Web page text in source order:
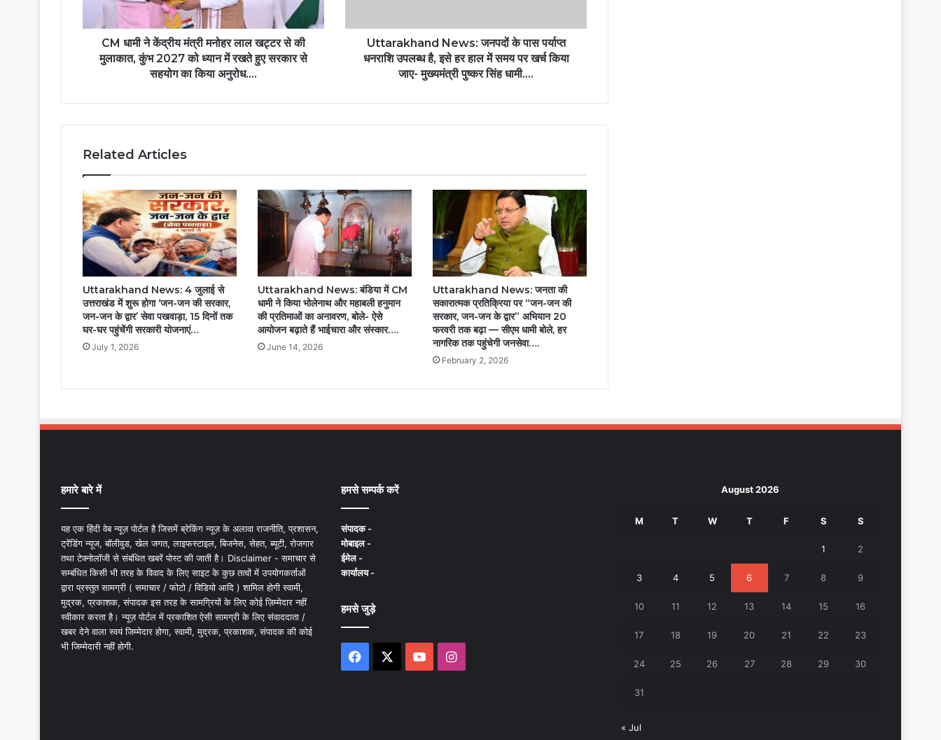
CM धामी ने केंद्रीय मंत्री मनोहर लाल खट्टर से की
मुलाकात, कुंभ 2027 को ध्यान में रखते हुए सरकार से
सहयोग का किया अनुरोध....
Uttarakhand News: जनपदों के पास पर्याप्त
धनराशि उपलब्ध है, इसे हर हाल में समय पर खर्च किया
जाए- मुख्यमंत्री पुष्कर सिंह धामी....
Related Articles
Uttarakhand News: 4 जुलाई से
उत्तराखंड में शुरू होगा ‘जन-जन की सरकार,
जन-जन के द्वार’ सेवा पखवाड़ा, 15 दिनों तक
घर-घर पहुंचेंगी सरकारी योजनाएं…
July 1, 2026
Uttarakhand News: बंडिया में CM
धामी ने किया भोलेनाथ और महाबली हनुमान
की प्रतिमाओं का अनावरण, बोले- ऐसे
आयोजन बढ़ाते हैं भाईचारा और संस्कार….
June 14, 2026
Uttarakhand News: जनता की
सकारात्मक प्रतिक्रिया पर “जन-जन की
सरकार, जन-जन के द्वार” अभियान 20
फरवरी तक बढ़ा — सीएम धामी बोले, हर
नागरिक तक पहुंचेगी जनसेवा….
February 2, 2026
हमारे बारे में
यह एक हिंदी वेब न्यूज़ पोर्टल है जिसमें ब्रेकिंग न्यूज़ के अलावा राजनीति, प्रशासन,
ट्रेंडिंग न्यूज, बॉलीवुड, खेल जगत, लाइफस्टाइल, बिजनेस, सेहत, ब्यूटी, रोजगार
तथा टेक्नोलॉजी से संबंधित खबरें पोस्ट की जाती है। Disclaimer - समाचार से
सम्बंधित किसी भी तरह के विवाद के लिए साइट के कुछ तत्वों में उपयोगकर्ताओं
द्वारा प्रस्तुत सामग्री ( समाचार / फोटो / विडियो आदि ) शामिल होगी स्वामी,
मुद्रक, प्रकाशक, संपादक इस तरह के सामग्रियों के लिए कोई ज़िम्मेदार नहीं
स्वीकार करता है। न्यूज़ पोर्टल में प्रकाशित ऐसी सामग्री के लिए संवाददाता /
खबर देने वाला स्वयं जिम्मेदार होगा, स्वामी, मुद्रक, प्रकाशक, संपादक की कोई
भी जिम्मेदारी नहीं होगी.
हमसे सम्पर्क करें
संपादक -
मोबाइल -
ईमेल -
कार्यालय -
हमसे जुड़े
Facebook YouTubeInstagram
August 2026
M T W T F S S
1 2
3 4 5 6 7 8 9
10 11 12 13 14 15 16
17 18 19 20 21 22 23
24 25 26 27 28 29 30
31
« Jul